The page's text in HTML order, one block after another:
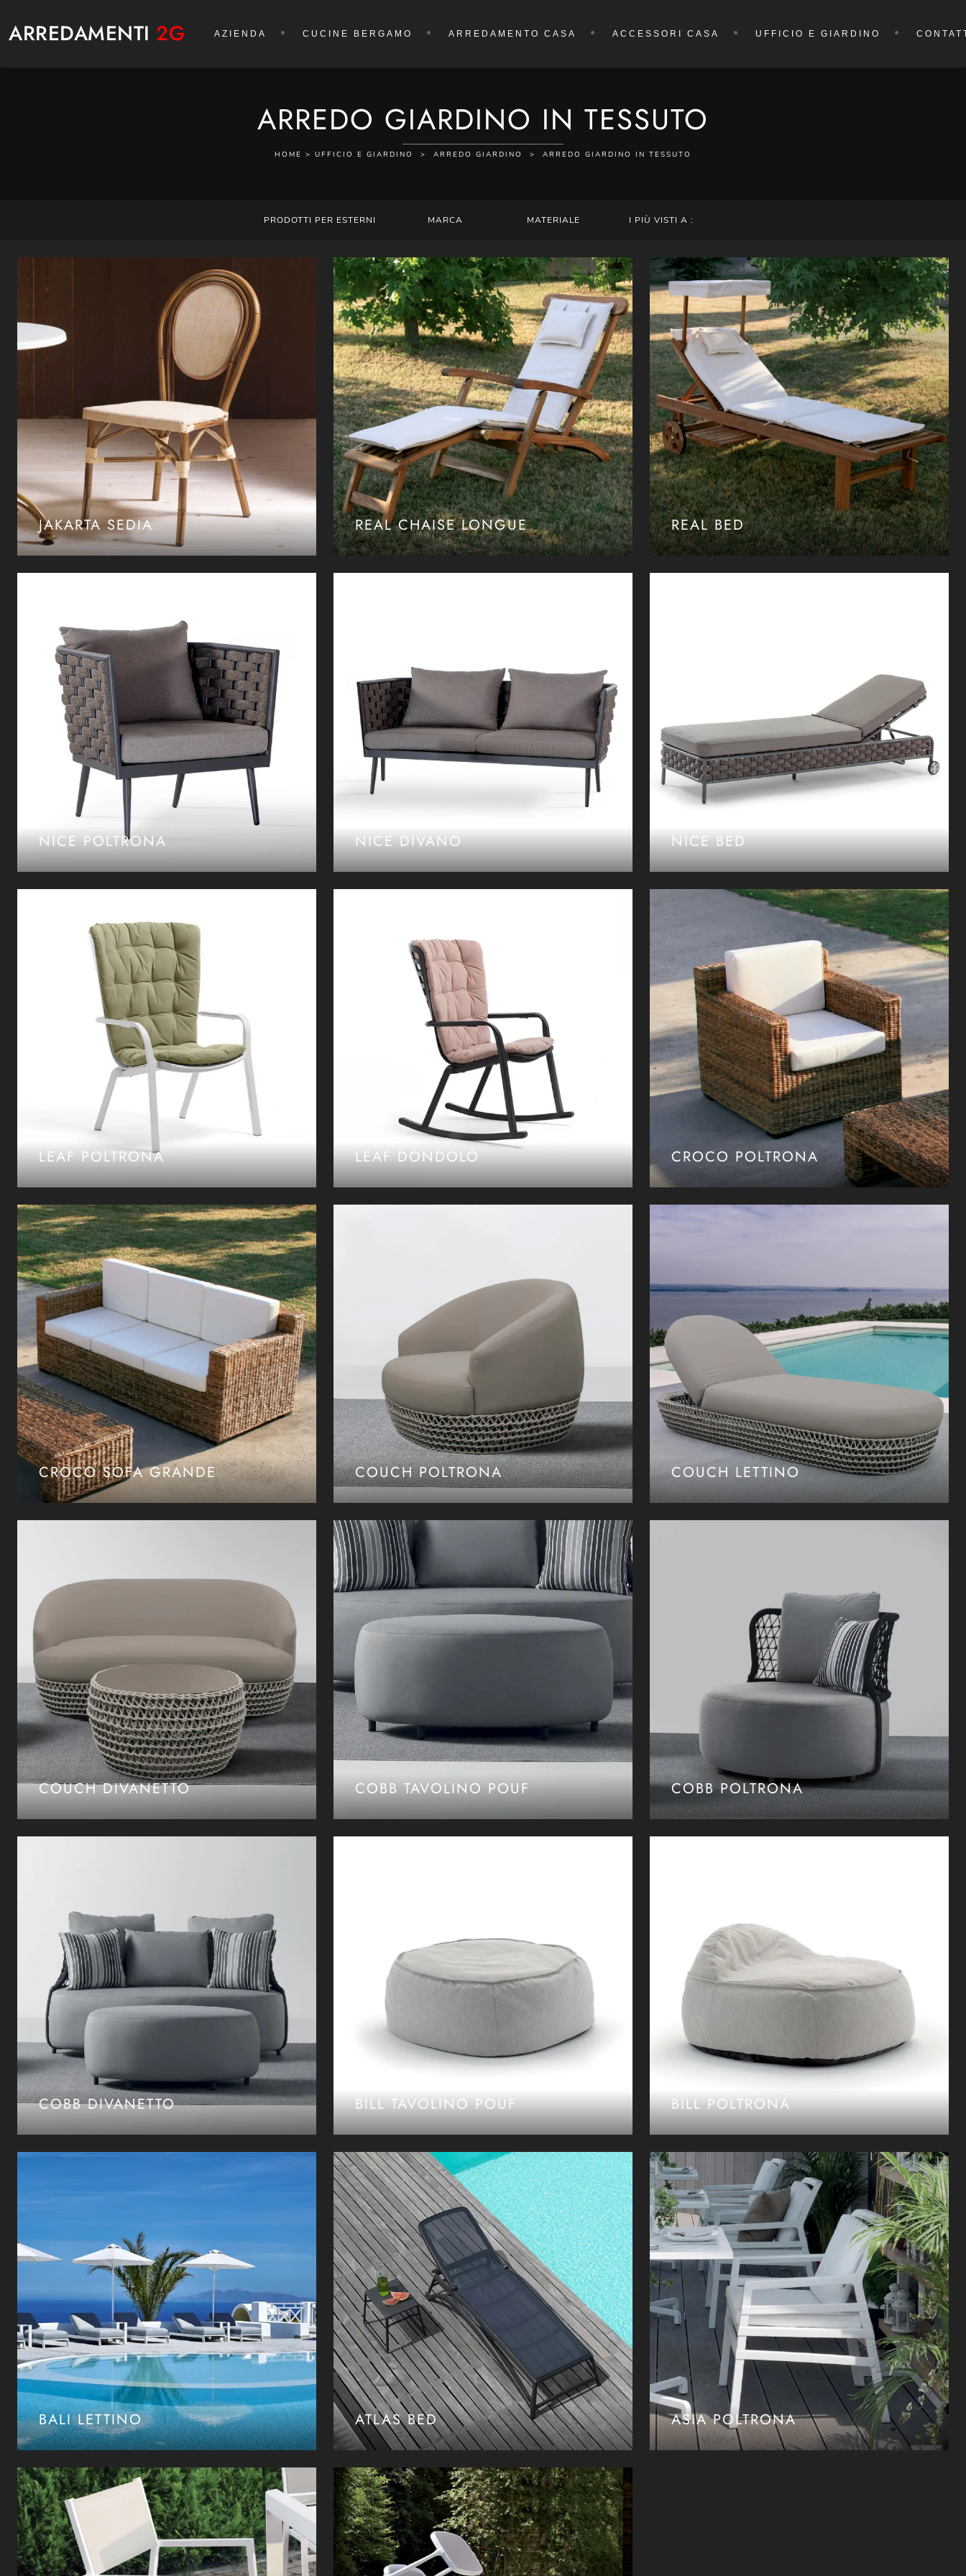
ARREDAMENTI 2G AZIENDA CUCINE BERGAMO ARREDAMENTO CASA ACCESSORI CASA UFFICIO E GIARDINO
ARREDO GIARDINO IN TESSUTO
HOME > UFFICIO E GIARDINO > ARREDO GIARDINO > ARREDO GIARDINO IN TESSUTO
PRODOTTI PER ESTERNI MARCA MATERIALE I PIÙ VISTI A :
JAKARTA SEDIA REAL CHAISE LONGUE REAL BED
NICE POLTRONA NICE DIVANO NICE BED
LEAF POLTRONA LEAF DONDOLO CROCO POLTRONA
CROCO SOFA GRANDE COUCH POLTRONA COUCH LETTINO
COUCH DIVANETTO COBB TAVOLINO POUF COBB POLTRONA
COBB DIVANETTO BILL TAVOLINO POUF BILL POLTRONA
BALI LETTINO ATLAS BED ASIA POLTRONA